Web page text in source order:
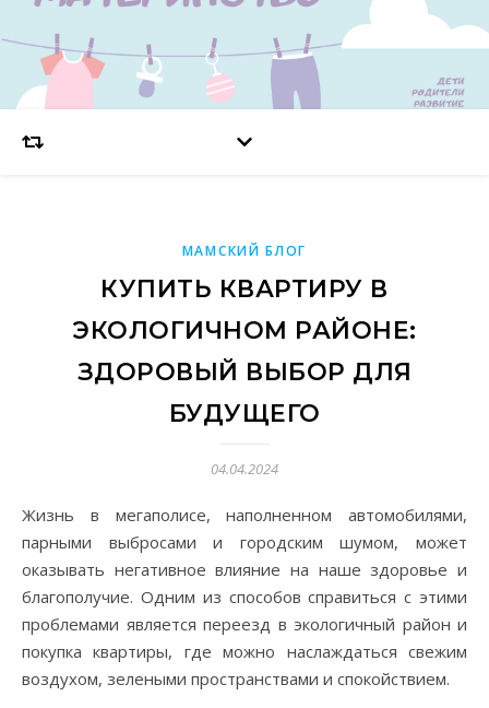
МАМСКИЙ БЛОГ
КУПИТЬ КВАРТИРУ В
ЭКОЛОГИЧНОМ РАЙОНЕ:
ЗДОРОВЫЙ ВЫБОР ДЛЯ
БУДУЩЕГО
04.04.2024
Жизнь в мегаполисе, наполненном автомобилями,
парными выбросами и городским шумом, может
оказывать негативное влияние на наше здоровье и
благополучие. Одним из способов справиться с этими
проблемами является переезд в экологичный район и
покупка квартиры, где можно наслаждаться свежим
воздухом, зелеными пространствами и спокойствием.